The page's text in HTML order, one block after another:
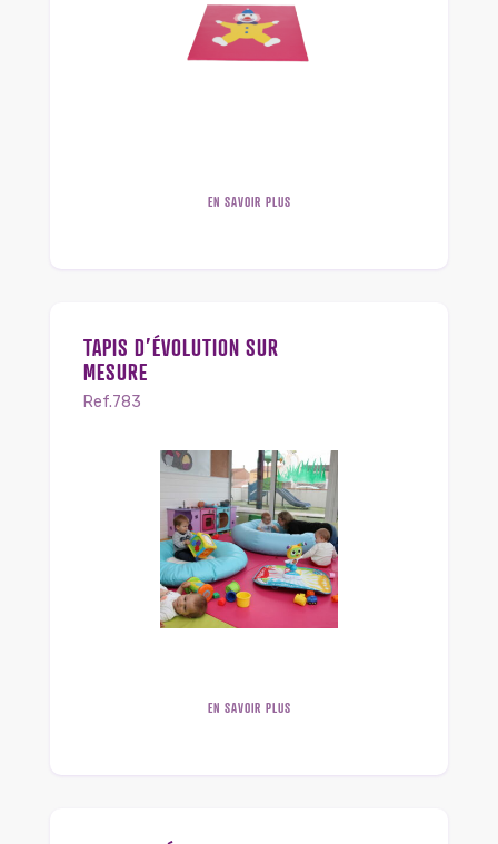
EN SAVOIR PLUS
TAPIS D’ÉVOLUTION SUR
MESURE
Ref.783
EN SAVOIR PLUS